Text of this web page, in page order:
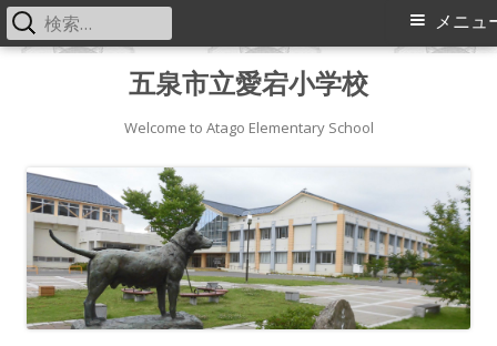
五泉市立愛宕小学校
Welcome to Atago Elementary School
メ
メニュ
検
索: